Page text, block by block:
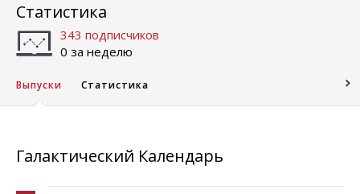
Статистика
343 подписчиков
0 за неделю
Выпуски Статистика
Галактический Календарь